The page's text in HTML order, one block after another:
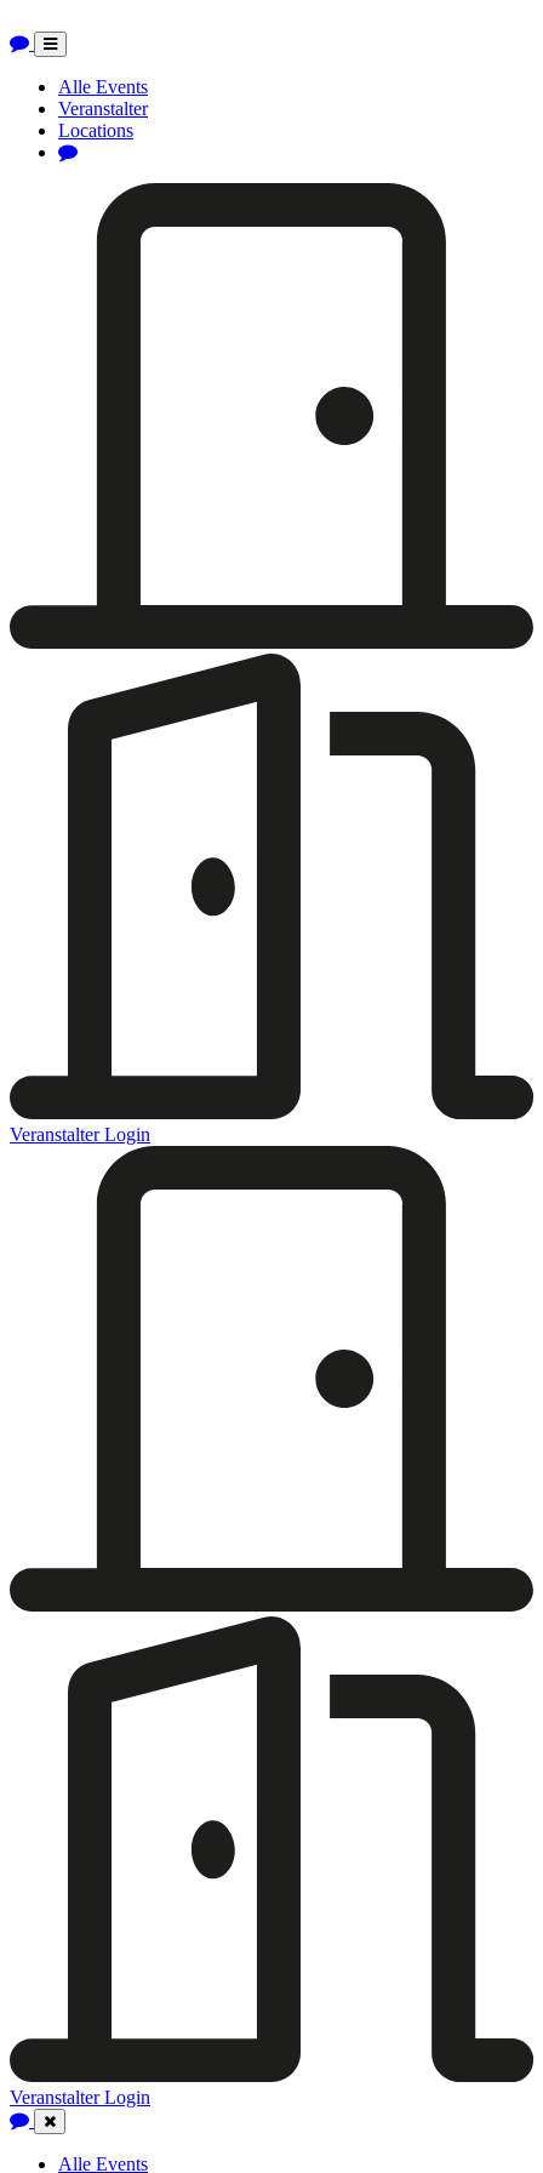
Toggle
navigation
Alle Events
Veranstalter
Locations
Veranstalter Login
Veranstalter Login
Close
Navigation
Alle Events